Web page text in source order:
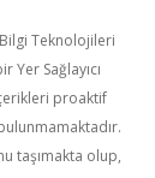
Bilgi Teknolojileri
Yer Sağlayıcı
proaktif
taşımakta olup,